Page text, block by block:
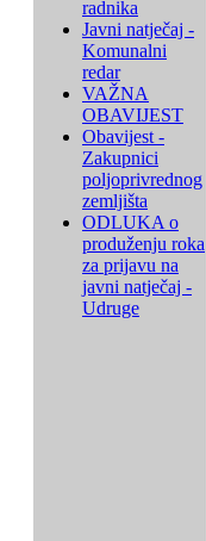
radnika
Javni natječaj -
Komunalni
redar
VAŽNA
OBAVIJEST
Obavijest -
Zakupnici
poljoprivrednog
zemljišta
ODLUKA o
produženju roka
za prijavu na
javni natječaj -
Udruge